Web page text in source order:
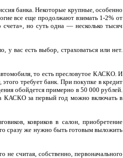
банка. Некоторые крупные, особенно
все еще продолжают взимать 1-2% от
но суть одна — несколько тысяч
у вас есть выбор, страховаться или нет.
то есть пресловутое КАСКО. И
требует банк. При покупке в кредит
обойдется примерно в 50 000 рублей.
КАСКО за первый год можно включать в
ковриков в салон, приобретение
сразу же нужно быть готовым выложить
считая, собственно, первоначального